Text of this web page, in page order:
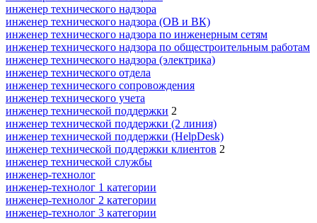
инженер технического надзора
инженер технического надзора (ОВ и ВК)
инженер технического надзора по инженерным сетям
инженер технического надзора по общестроительным работам
инженер технического надзора (электрика)
инженер технического отдела
инженер технического сопровождения
инженер технического учета
инженер технической поддержки 2
инженер технической поддержки (2 линия)
инженер технической поддержки (HelpDesk)
инженер технической поддержки клиентов 2
инженер технической службы
инженер-технолог
инженер-технолог 1 категории
инженер-технолог 2 категории
инженер-технолог 3 категории